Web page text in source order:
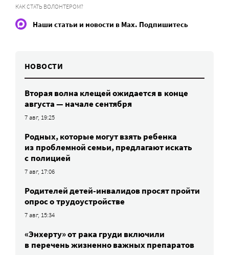
КАК СТАТЬ ВОЛОНТЕРОМ?
Наши статьи и новости в Max. Подпишитесь
НОВОСТИ
Вторая волна клещей ожидается в конце
августа — начале сентября
7 авг, 19:25
Родных, которые могут взять ребенка
из проблемной семьи, предлагают искать
с полицией
7 авг, 17:06
Родителей детей-инвалидов просят пройти
опрос о трудоустройстве
7 авг, 15:34
«Энхерту» от рака груди включили
в перечень жизненно важных препаратов